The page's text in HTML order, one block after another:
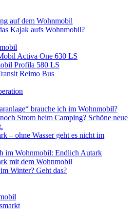
auf dem Wohnmobil
Kajak aufs Wohnmobil?
Activa One 630 LS
Profila 580 LS
Reimo Bus
brauche ich im Wohnmobil?
Strom beim Camping? Schöne neue
– ohne Wasser geht es nicht im
im Wohnmobil: Endlich Autark
mit dem Wohnmobil
Winter? Geht das?